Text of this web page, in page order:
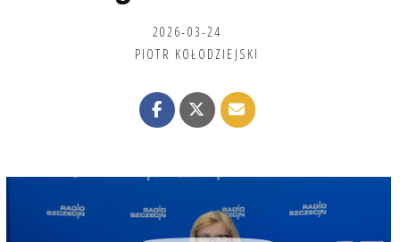
2026-03-24
PIOTR KOŁODZIEJSKI